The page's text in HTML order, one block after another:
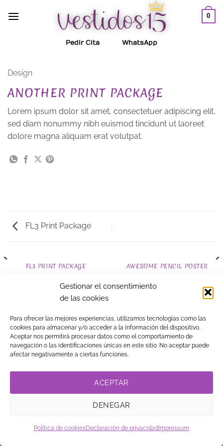
Gestionar el consentimiento
de las cookies
Para ofrecer las mejores experiencias, utilizamos tecnologías como las
cookies para almacenar y/o acceder a la información del dispositivo.
Aceptar nos permitirá procesar datos como el comportamiento de
navegación o las identificaciones únicas en este sitio. No aceptar puede
afectar negativamente a ciertas funciones.
ACEPTAR
DENEGAR
Política de cookiesDeclaración de privacidad Impressum
0
Pedir Cita WhatsApp
Design
ANOTHER PRINT PACKAGE
Lorem ipsum dolor sit amet, consectetuer adipiscing elit,
sed diam nonummy nibh euismod tincidunt ut laoreet
dolore magna aliquam erat volutpat.
FL3 Print Package
FL3 PRINT PACKAGE AWESOME PENCIL POSTER
Express
Pay
TIENDA BLOG GUÍA DE COMPRA CONTACTO
COOKIES
LEGAL
PRIVACIDAD
TRABAJA CON NOSOTROS
LINK DE AFILIADOS